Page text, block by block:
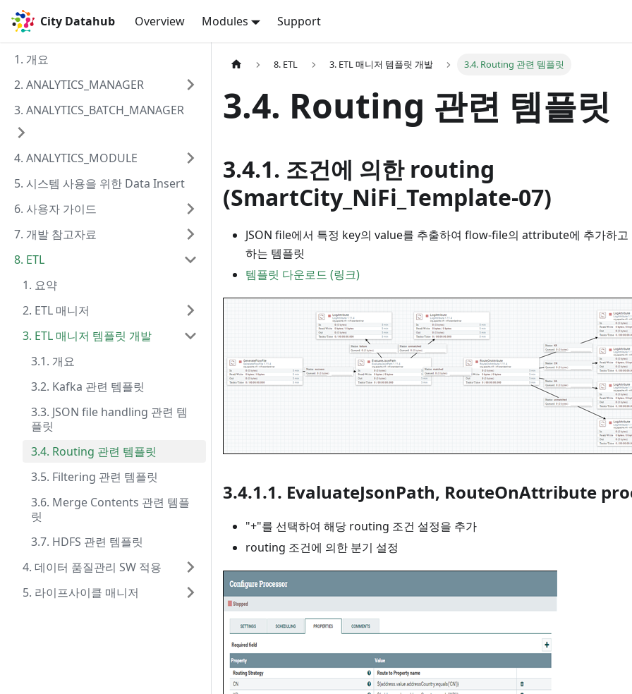
City Datahub Overview Modules Support
1. 개요
2. ANALYTICS_MANAGER
3. ANALYTICS_BATCH_MANAGER
4. ANALYTICS_MODULE
5. 시스템 사용을 위한 Data Insert
6. 사용자 가이드
7. 개발 참고자료
8. ETL
1. 요약
2. ETL 매니저
3. ETL 매니저 템플릿 개발
3.1. 개요
3.2. Kafka 관련 템플릿
3.3. JSON file handling 관련 템
플릿
3.4. Routing 관련 템플릿
3.5. Filtering 관련 템플릿
3.6. Merge Contents 관련 템플
릿
3.7. HDFS 관련 템플릿
4. 데이터 품질관리 SW 적용
5. 라이프사이클 매니저
8. ETL 3. ETL 매니저 템플릿 개발 3.4. Routing 관련 템플릿
3.4. Routing 관련 템플릿
3.4.1. 조건에 의한 routing
(SmartCity_NiFi_Template-07)
JSON file에서 특정 key의 value를 추출하여 flow-file의 attribute에 추가하
하는 템플릿
템플릿 다운로드 (링크)
3.4.1.1. EvaluateJsonPath, RouteOnAttribute
"+"를 선택하여 해당 routing 조건 설정을 추가
routing 조건에 의한 분기 설정